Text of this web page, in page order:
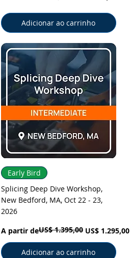
Adicionar ao carrinho
Visualização rápida
Early Bird
Splicing Deep Dive Workshop,
New Bedford, MA, Oct 22 - 23,
2026
A partir de
Preço normalUS$ 1.395,00 US$ 1.295,00
Preço promocional
Adicionar ao carrinho